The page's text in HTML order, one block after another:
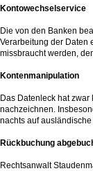
Kontowechselservice
Die von den Banken
Verarbeitung der Daten
missbraucht werden,
Kontenmanipulation
Das Datenleck hat
nachzeichnen.
nachts auf
Rückbuchung
Rechtsanwalt